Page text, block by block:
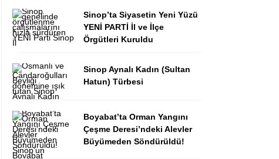
Sinop’ta Siyasetin Yeni Yüzü
YENİ PARTİ İl ve İlçe
Örgütleri Kuruldu
Sinop Aynalı Kadın (Sultan
Hatun) Türbesi
Boyabat’ta Orman Yangını
Çeşme Deresi’ndeki Alevler
Büyümeden Söndürüldü!